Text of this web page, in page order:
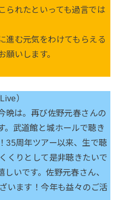
られたといっても過言では
進む元気をわけてもらえる
いします。
）
晩は。再び佐野元春さんの
。武道館と城ホールで聴き
35周年ツアー以来、生で聴
くりとして是非聴きたいで
いです。佐野元春さん、
います！今年も益々のご活